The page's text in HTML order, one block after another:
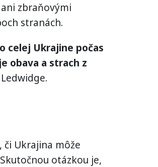
zbraňovými
stranách.
celej Ukrajine počas
obava a strach z
či Ukrajina môže
otázkou je,